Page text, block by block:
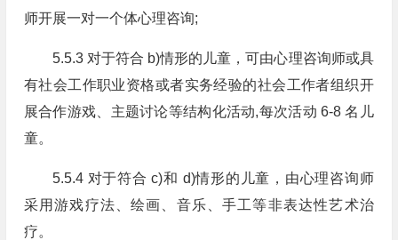
师开展一对一个体心理咨询;
5.5.3 对于符合 b)情形的儿童，可由心理咨询师或具
有社会工作职业资格或者实务经验的社会工作者组织开
展合作游戏、主题讨论等结构化活动,每次活动 6-8 名儿
童。
5.5.4 对于符合 c)和 d)情形的儿童，由心理咨询师
采用游戏疗法、绘画、音乐、手工等非表达性艺术治
疗。